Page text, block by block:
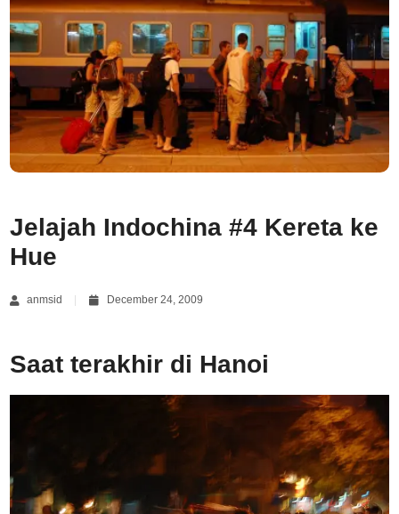
Jelajah Indochina #4 Kereta ke
Hue
anmsid December 24, 2009
Saat terakhir di Hanoi